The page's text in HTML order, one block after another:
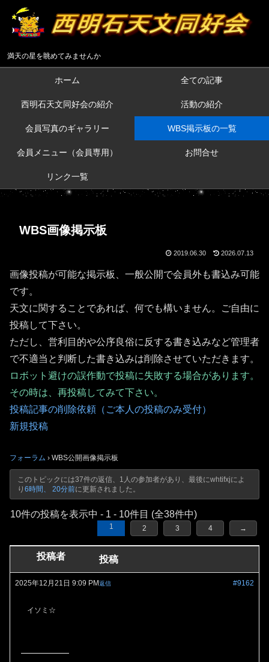
満天の星を眺めてみませんか
ホーム 全ての記事
西明石天文同好会の紹介 活動の紹介
会員写真のギャラリー WBS掲示板の一覧
会員メニュー（会員専用） お問合せ
リンク一覧
WBS画像掲示板
2019.06.30 2026.07.13
画像投稿が可能な掲示板、一般公開で会員外も書込み可能
です。
天文に関することであれば、何でも構いません。ご自由に
投稿して下さい。
ただし、営利目的や公序良俗に反する書き込みなど管理者
で不適当と判断した書き込みは削除させていただきます。
ロボット避けの誤作動で投稿に失敗する場合があります。
その時は、再投稿してみて下さい。
投稿記事の削除依頼（ご本人の投稿のみ受付）
新規投稿
フォーラム › WBS公開画像掲示板
このトピックには37件の返信、1人の参加者があり、最後にwhtifxjによ
り 6時間、 20分前に更新されました。
10件の投稿を表示中 - 1 - 10件目 (全38件中)
1 2 3 4 →
投稿者 投稿
2025年12月21日 9:09 PM #9162
返信
イソミ☆